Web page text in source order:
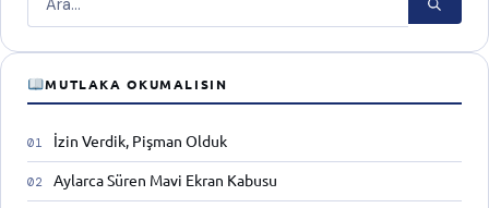
MUTLAKA OKUMALISIN
İzin Verdik, Pişman Olduk
Aylarca Süren Mavi Ekran Kabusu